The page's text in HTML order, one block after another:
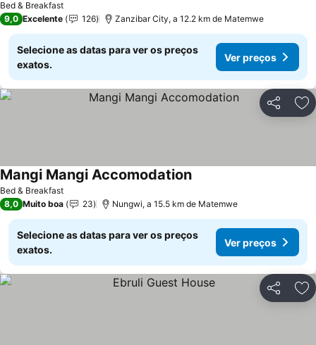
Bed & Breakfast
9,0 Excelente 126 Zanzibar City, a 12.2 km de Matemwe
Selecione as datas para ver os preços
exatos.
Ver preços
Partilhar
Bed & Breakfast
Mangi Mangi AccomodationVer preços
8,0 Muito boa 23 Nungwi, a 15.5 km de Matemwe
Selecione as datas para ver os preços
exatos.
Ver preços
Partilhar